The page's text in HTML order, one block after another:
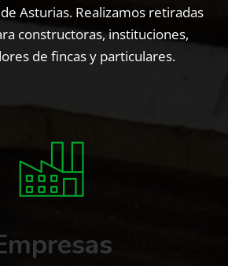
Asturias. Realizamos retiradas
constructoras, instituciones,
de fincas y particulares.